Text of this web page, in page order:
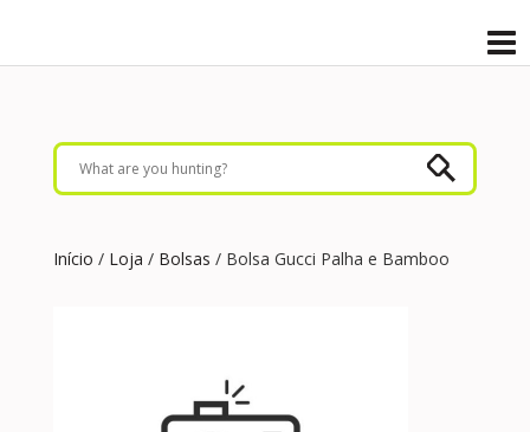
Início / Loja / Bolsas / Bolsa Gucci Palha e Bamboo